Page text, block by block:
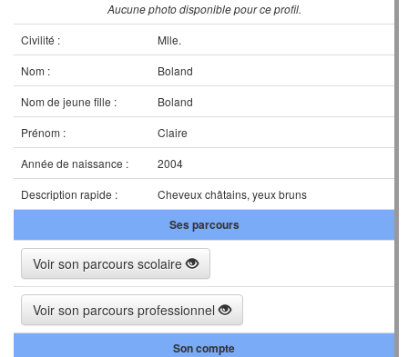
Aucune photo disponible pour ce profil.
Civilité :
Mlle.
Nom :
Boland
Nom de jeune fille :
Boland
Prénom :
Claire
Année de naissance :
2004
Description rapide :
Cheveux châtains, yeux bruns
Ses parcours
Voir son parcours scolaire
Voir son parcours professionnel
Son compte